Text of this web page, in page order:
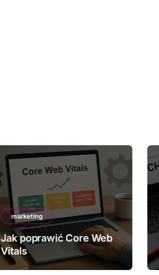
marketing
Jak poprawić Core Web
Vitals